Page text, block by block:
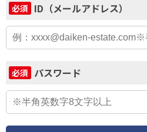
必須 ID（メールアドレス）
必須 パスワード